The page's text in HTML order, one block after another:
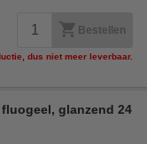
Bestellen
dus niet meer leverbaar.
glanzend 24